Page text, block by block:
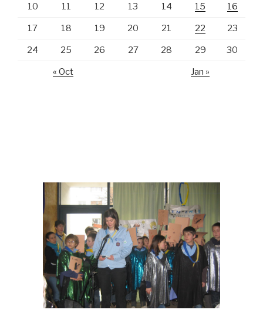
10 11 12 13 14 15 16
17 18 19 20 21 22 23
24 25 26 27 28 29 30
« Oct Jan »